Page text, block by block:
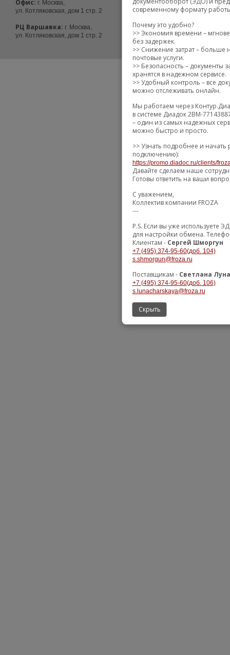
современному формату
Почему это удобно?
>> Экономия времени –
без задержек.
>> Снижение затрат – больше
почтовые услуги.
>> Безопасность –
хранятся в надежном сервисе.
>> Удобный контроль – все
можно отслеживать онлайн.
Мы работаем через
в системе Диадок 2BM-
– один из самых надежных
можно быстро и просто.
>> Узнать подробнее и начать
подключению):
https://promo.diadoc.ru/clients/
Давайте сделаем наше
Готовы ответить на ваши
С уважением,
Коллектив компании FROZA
---
P.S. Если вы уже используете
для настройки обмена.
Клиентам - Сергей Шморгун
+7 (495) 374-95-60(доб. 104)
s.shmorgun@froza.ru
Поставщикам - Светлана
+7 (495) 374-95-60(доб. 106)
s.lunacharskaya@froza.ru
Скрыть
Офис: г. Москва,
ул. Котляковская, дом 1 стр. 2
РЦ Варшавка: г. Москва,
ул. Котляковская, дом 1 стр. 2
Telegram @froza_msk